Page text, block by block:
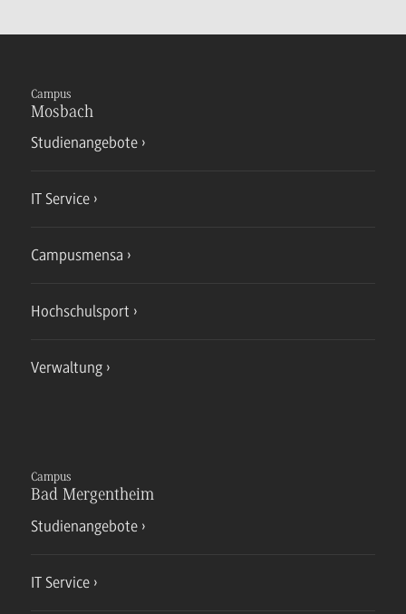
Campus
Mosbach
Studienangebote
IT Service
Campusmensa
Hochschulsport
Verwaltung
Campus
Bad Mergentheim
Studienangebote
IT Service